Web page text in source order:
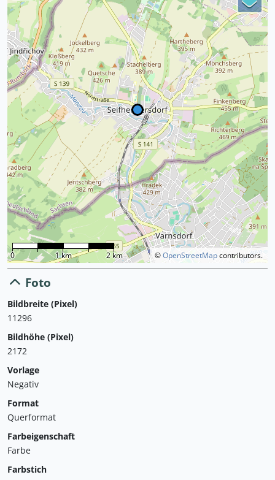
©OpenStreetMapcontributors.
0 1 km 2 km
Foto
Bildbreite (Pixel)
11296
Bildhöhe (Pixel)
2172
Vorlage
Negativ
Format
Querformat
Farbeigenschaft
Farbe
Farbstich